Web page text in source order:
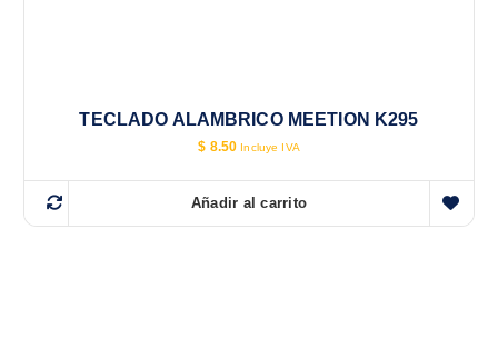
TECLADO ALAMBRICO MEETION K295
$ 8.50 Incluye IVA
Añadir al carrito